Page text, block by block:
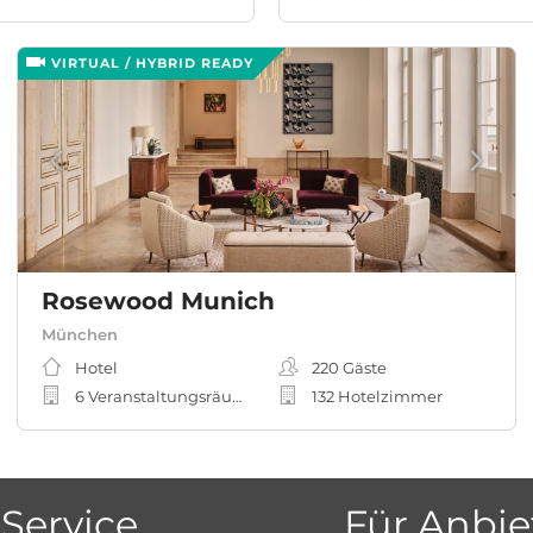
VIRTUAL / HYBRID READY
Rosewood Munich
München
Hotel
6 Veranstaltungsräume
220 Gäste
132 Hotelzimmer
Service Für